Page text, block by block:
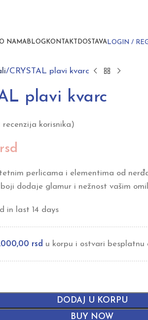
NAMA BLOG KONTAKT DOSTAVA LOGIN /
CRYSTAL plavi kvarc
plavi kvarc
recenzija korisnika)
rsd
perlicama i elementima od
dodaje glamur i nežnost vašim
in last 14 days
rsd u korpu i ostvari besplatnu
DODAJ U KORPU
BUY NOW